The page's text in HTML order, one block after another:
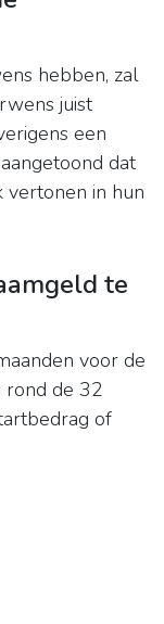
hebben, zal
juist
een
dat
vertonen in hun
te
voor de
rond de 32
of